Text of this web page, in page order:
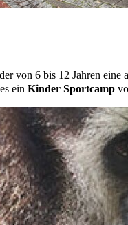
von 6 bis 12 Jahren
ein Kinder Sportcamp